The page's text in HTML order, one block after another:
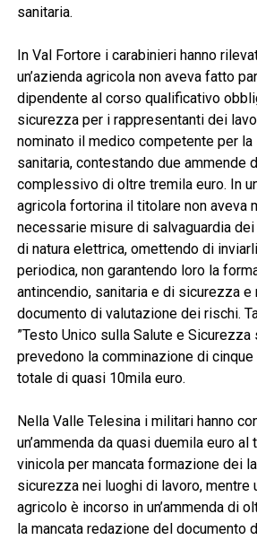
sanitaria.
In Val Fortore i carabinieri hanno
un’azienda agricola non aveva fatto
dipendente al corso qualificativo
sicurezza per i rappresentanti dei
nominato il medico competente per
sanitaria, contestando due ammende
complessivo di oltre tremila euro. In
agricola fortorina il titolare non aveva
necessarie misure di salvaguardia
di natura elettrica, omettendo di
periodica, non garantendo loro la
antincendio, sanitaria e di sicurezza e
documento di valutazione dei rischi.
”Testo Unico sulla Salute e Sicurezza
prevedono la comminazione di cinque
totale di quasi 10mila euro.
Nella Valle Telesina i militari hanno
un’ammenda da quasi duemila euro al
vinicola per mancata formazione dei
sicurezza nei luoghi di lavoro, mentre
agricolo è incorso in un’ammenda di
la mancata redazione del documento